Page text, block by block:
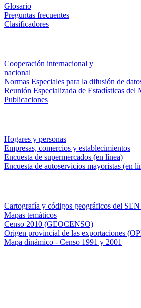
Glosario
Preguntas frecuentes
Clasificadores
Cooperación internacional y
nacional
Normas Especiales para la difusión de
Reunión Especializada de Estadísticas del
Publicaciones
Hogares y personas
Empresas, comercios y establecimientos
Encuesta de supermercados (en línea)
Encuesta de autoservicios mayoristas (en
Cartografía y códigos geográficos del
Mapas temáticos
Censo 2010 (GEOCENSO)
Origen provincial de las exportaciones
Mapa dinámico - Censo 1991 y 2001